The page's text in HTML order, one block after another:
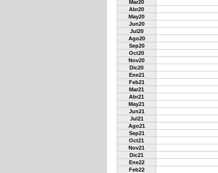
Mar20
Abr20
May20
Jun20
Jul20
Ago20
Sep20
Oct20
Nov20
Dic20
Ene21
Feb21
Mar21
Abr21
May21
Jun21
Jul21
Ago21
Sep21
Oct21
Nov21
Dic21
Ene22
Feb22